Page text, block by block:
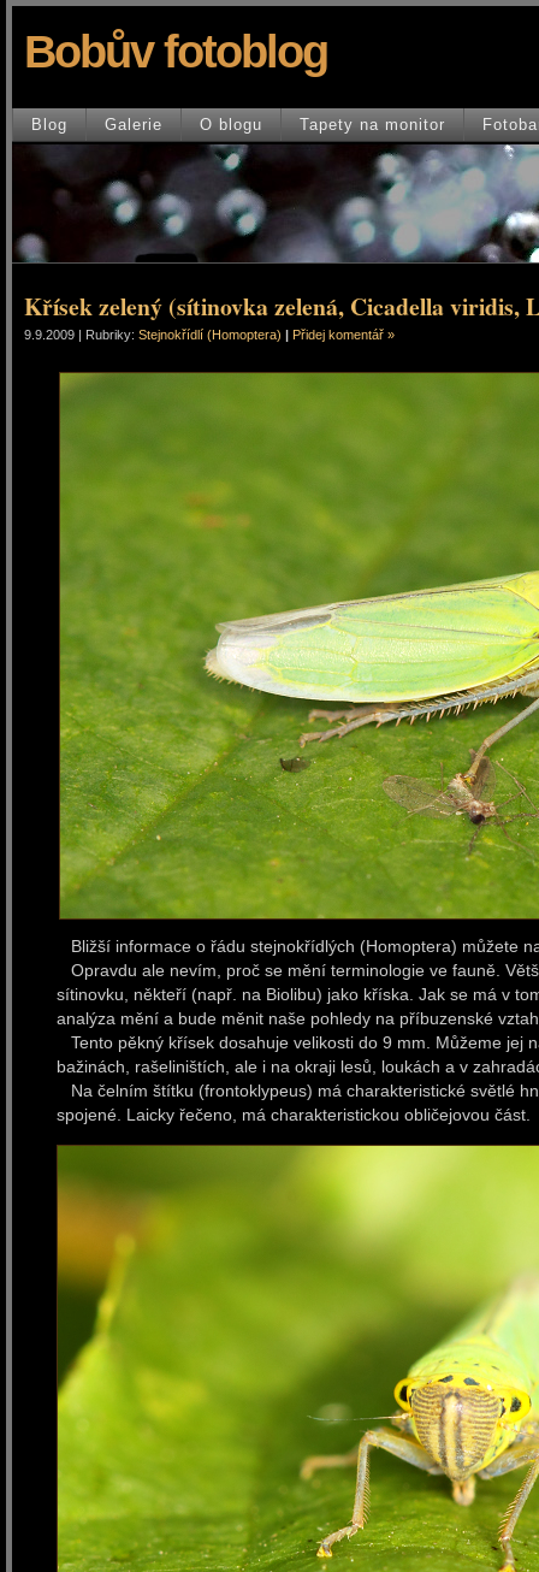
Bobův fotoblog
Blog Galerie O blogu Tapety na monitor
Křísek zelený (sítinovka zelená, Cicadella viridis,
9.9.2009 | Rubriky: Stejnokřídlí (Homoptera) Přidej komentář »
Bližší informace o řádu stejnokřídlých (Homoptera) můžete
Opravdu ale nevím, proč se mění terminologie ve fauně.
sítinovku, někteří (např. na Biolibu) jako kříska. Jak se má v
analýza mění a bude měnit naše pohledy na příbuzenské
Tento pěkný křísek dosahuje velikosti do 9 mm. Můžeme jej
bažinách, rašeliništích, ale i na okraji lesů, loukách a v
Na čelním štítku (frontoklypeus) má charakteristické světlé
spojené. Laicky řečeno, má charakteristickou obličejovou část.